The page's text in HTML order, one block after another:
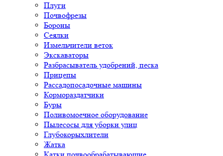
Плуги
Почвофрезы
Бороны
Сеялки
Измельчители веток
Экскаваторы
Разбрасыватель удобрений, песка
Прицепы
Рассадопосадочные машины
Кормораздатчики
Буры
Поливомоечное оборудование
Пылесосы для уборки улиц
Глубокорыхлители
Жатка